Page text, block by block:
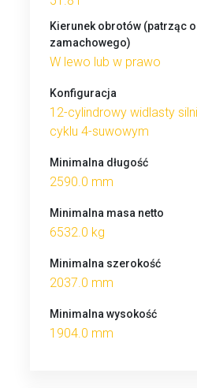
Kierunek obrotów (patrząc
zamachowego)
W lewo lub w prawo
Konfiguracja
12-cylindrowy widlasty
cyklu 4-suwowym
Minimalna długość
2590.0 mm
Minimalna masa netto
6532.0 kg
Minimalna szerokość
2037.0 mm
Minimalna wysokość
1904.0 mm